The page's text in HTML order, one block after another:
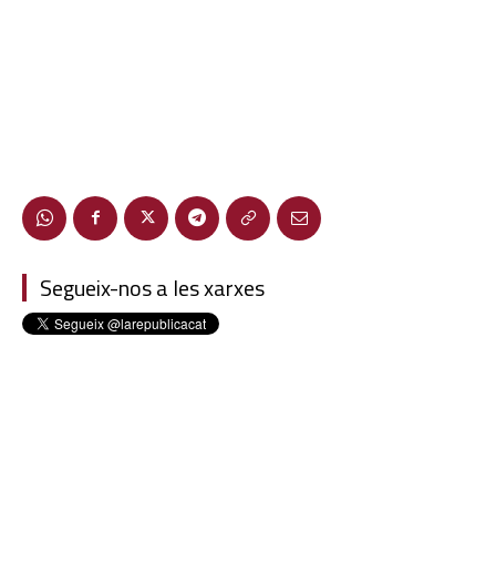
Segueix-nos a les xarxes